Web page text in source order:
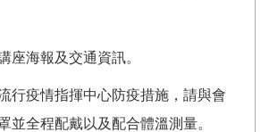
座海報及交通資訊。
行疫情指揮中心防疫措施，請與會
並全程配戴以及配合體溫測量。